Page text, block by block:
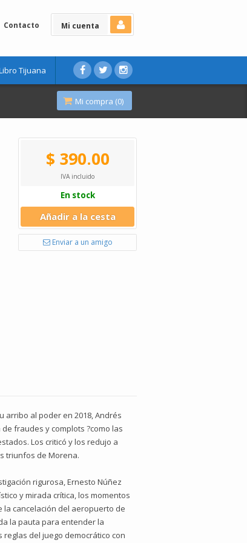
Mi cuenta
Contacto
Tijuana
Mi compra (0)
$ 390.00
IVA incluido
En stock
Añadir a la cesta
Enviar a un amigo
arribo al poder en 2018, Andrés
fraudes y complots ?como las
Los criticó y los redujo a
triunfos de Morena.
rigurosa, Ernesto Núñez
y mirada crítica, los momentos
la cancelación del aeropuerto de
la pauta para entender la
del juego democrático con